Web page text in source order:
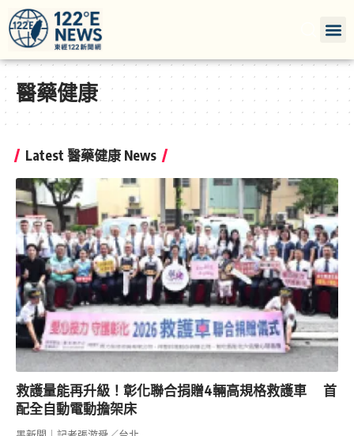
醫藥健康
Latest 醫藥健康 News
救護量能再升級！彰化聯合捐贈4輛高規格救護車 首
配全自動電動擔架床